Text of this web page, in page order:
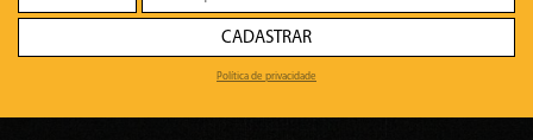
CADASTRAR
Política de privacidade